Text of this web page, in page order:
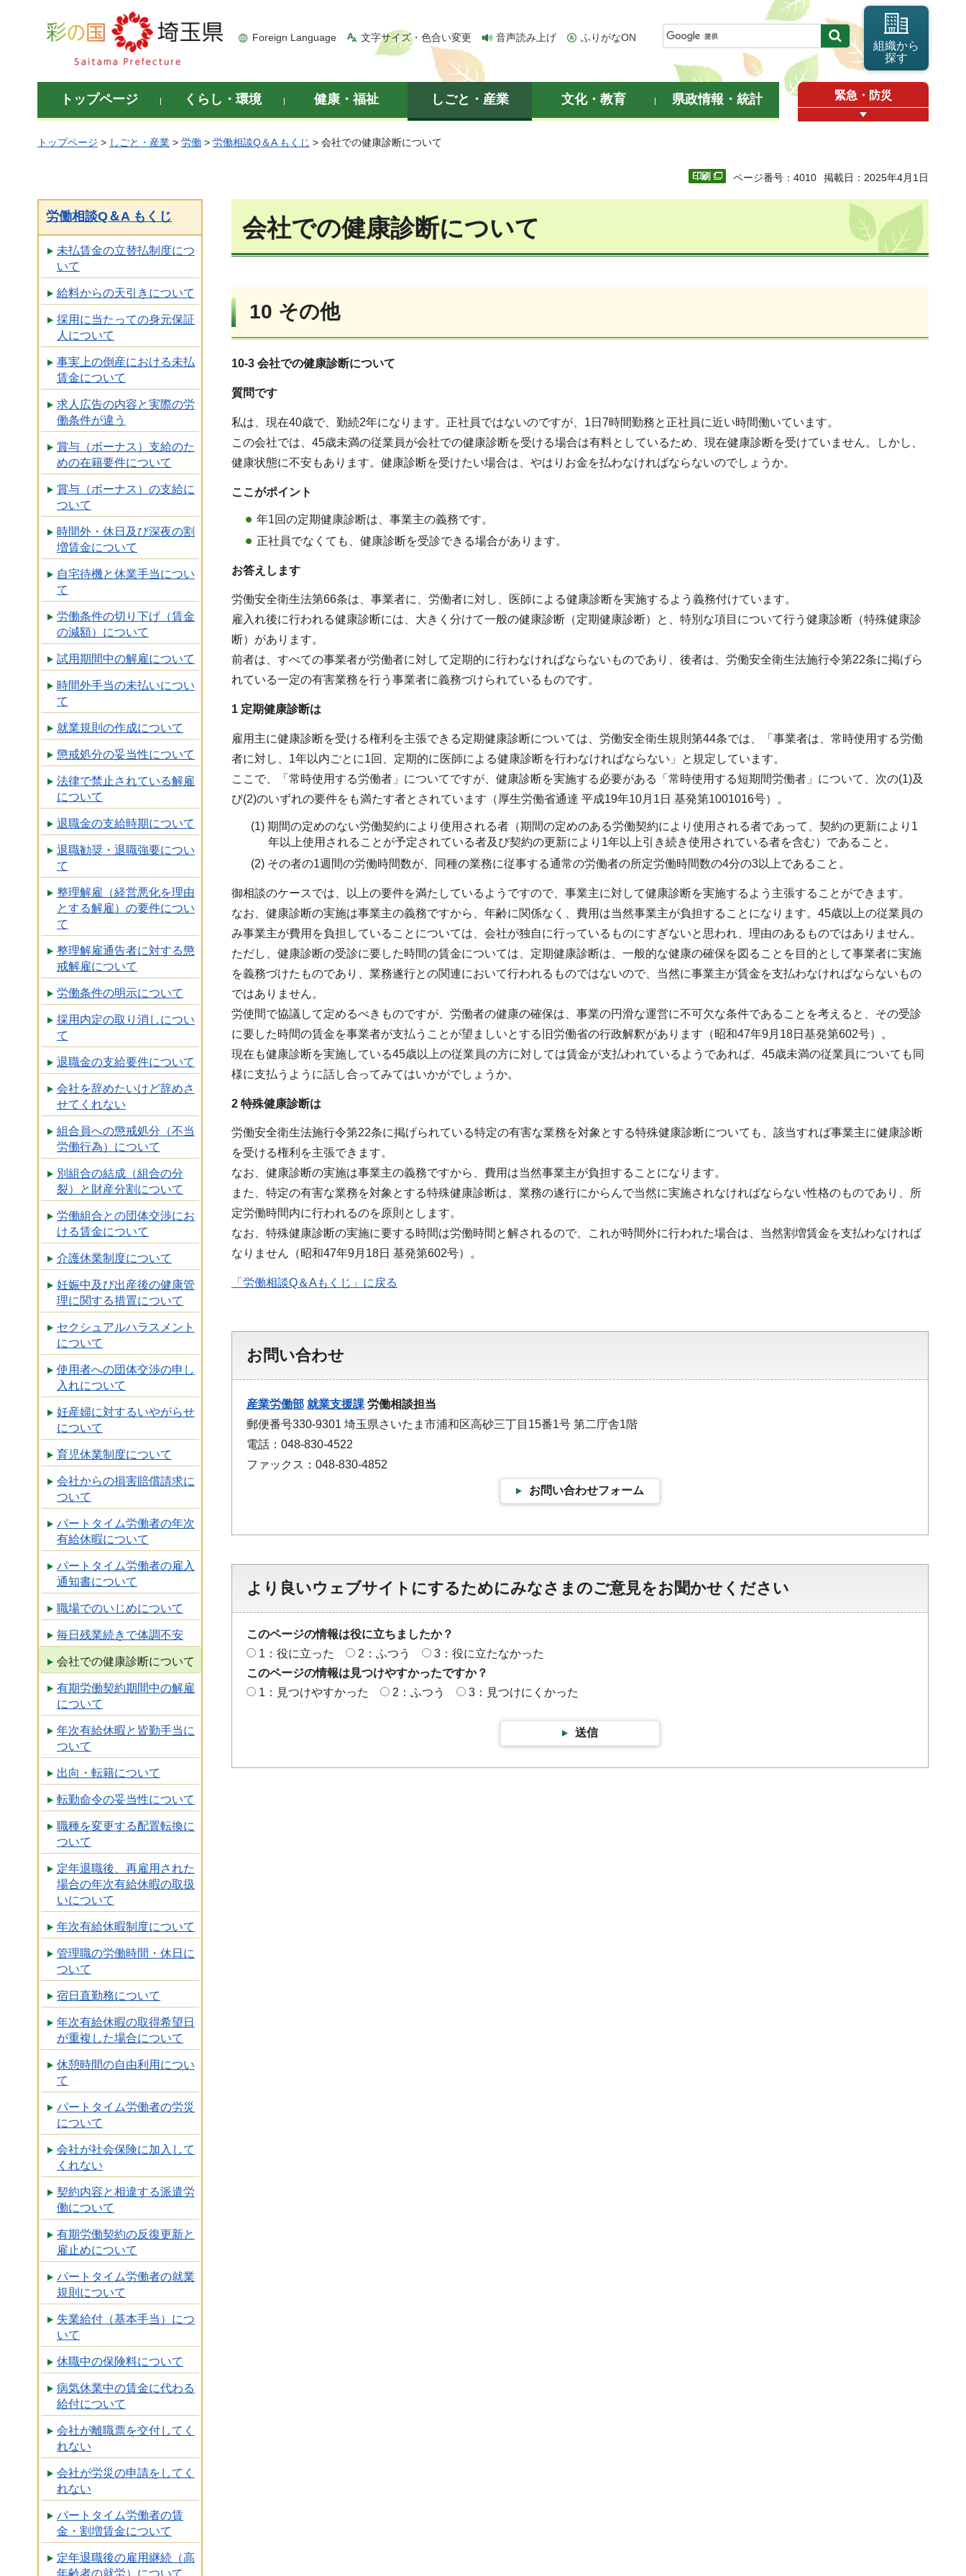
彩の国 埼玉県
Foreign Language 文字サイズ・色合い変更 音声読み上げ ふりがなON
組織から
探す
トップページ くらし・環境 健康・福祉 しごと・産業 文化・教育 県政情報・統計 緊急・防災
トップページ > しごと・産業 > 労働 > 労働相談Q＆A もくじ > 会社での健康診断について
ページ番号：4010 掲載日：2025年4月1日
労働相談Q＆A もくじ
未払賃金の立替払制度につ
いて
給料からの天引きについて
採用に当たっての身元保証
人について
事実上の倒産における未払
賃金について
求人広告の内容と実際の労
働条件が違う
賞与（ボーナス）支給のた
めの在籍要件について
賞与（ボーナス）の支給に
ついて
時間外・休日及び深夜の割
増賃金について
自宅待機と休業手当につい
て
労働条件の切り下げ（賃金
の減額）について
試用期間中の解雇について
時間外手当の未払いについ
て
就業規則の作成について
懲戒処分の妥当性について
法律で禁止されている解雇
について
退職金の支給時期について
退職勧奨・退職強要につい
て
整理解雇（経営悪化を理由
とする解雇）の要件につい
て
整理解雇通告者に対する懲
戒解雇について
労働条件の明示について
採用内定の取り消しについ
て
退職金の支給要件について
会社を辞めたいけど辞めさ
せてくれない
組合員への懲戒処分（不当
労働行為）について
別組合の結成（組合の分
裂）と財産分割について
労働組合との団体交渉にお
ける賃金について
介護休業制度について
妊娠中及び出産後の健康管
理に関する措置について
セクシュアルハラスメント
について
使用者への団体交渉の申し
入れについて
妊産婦に対するいやがらせ
について
育児休業制度について
会社からの損害賠償請求に
ついて
パートタイム労働者の年次
有給休暇について
パートタイム労働者の雇入
通知書について
職場でのいじめについて
毎日残業続きで体調不安
会社での健康診断について
有期労働契約期間中の解雇
について
年次有給休暇と皆勤手当に
ついて
出向・転籍について
転勤命令の妥当性について
職種を変更する配置転換に
ついて
定年退職後、再雇用された
場合の年次有給休暇の取扱
いについて
年次有給休暇制度について
管理職の労働時間・休日に
ついて
宿日直勤務について
年次有給休暇の取得希望日
が重複した場合について
休憩時間の自由利用につい
て
パートタイム労働者の労災
について
会社が社会保険に加入して
くれない
契約内容と相違する派遣労
働について
有期労働契約の反復更新と
雇止めについて
パートタイム労働者の就業
規則について
失業給付（基本手当）につ
いて
休職中の保険料について
病気休業中の賃金に代わる
給付について
会社が離職票を交付してく
れない
会社が労災の申請をしてく
れない
パートタイム労働者の賃
金・割増賃金について
定年退職後の雇用継続（高
年齢者の就労）について
会社での健康診断について
10 その他
10-3 会社での健康診断について
質問です
私は、現在40歳で、勤続2年になります。正社員ではないのですが、1日7時間勤務と正社員に近い時間働いています。
この会社では、45歳未満の従業員が会社での健康診断を受ける場合は有料としているため、現在健康診断を受けていません。しかし、
健康状態に不安もあります。健康診断を受けたい場合は、やはりお金を払わなければならないのでしょうか。
ここがポイント
年1回の定期健康診断は、事業主の義務です。
正社員でなくても、健康診断を受診できる場合があります。
お答えします
労働安全衛生法第66条は、事業者に、労働者に対し、医師による健康診断を実施するよう義務付けています。
雇入れ後に行われる健康診断には、大きく分けて一般の健康診断（定期健康診断）と、特別な項目について行う健康診断（特殊健康診
断）があります。
前者は、すべての事業者が労働者に対して定期的に行わなければならないものであり、後者は、労働安全衛生法施行令第22条に掲げら
れている一定の有害業務を行う事業者に義務づけられているものです。
1 定期健康診断は
雇用主に健康診断を受ける権利を主張できる定期健康診断については、労働安全衛生規則第44条では、「事業者は、常時使用する労働
者に対し、1年以内ごとに1回、定期的に医師による健康診断を行わなければならない」と規定しています。
ここで、「常時使用する労働者」についてですが、健康診断を実施する必要がある「常時使用する短期間労働者」について、次の(1)及
び(2)のいずれの要件をも満たす者とされています（厚生労働省通達 平成19年10月1日 基発第1001016号）。
(1) 期間の定めのない労働契約により使用される者（期間の定めのある労働契約により使用される者であって、契約の更新により1
年以上使用されることが予定されている者及び契約の更新により1年以上引き続き使用されている者を含む）であること。
(2) その者の1週間の労働時間数が、同種の業務に従事する通常の労働者の所定労働時間数の4分の3以上であること。
御相談のケースでは、以上の要件を満たしているようですので、事業主に対して健康診断を実施するよう主張することができます。
なお、健康診断の実施は事業主の義務ですから、年齢に関係なく、費用は当然事業主が負担することになります。45歳以上の従業員の
み事業主が費用を負担していることについては、会社が独自に行っているものにすぎないと思われ、理由のあるものではありません。
ただし、健康診断の受診に要した時間の賃金については、定期健康診断は、一般的な健康の確保を図ることを目的として事業者に実施
を義務づけたものであり、業務遂行との関連において行われるものではないので、当然に事業主が賃金を支払わなければならないもの
ではありません。
労使間で協議して定めるべきものですが、労働者の健康の確保は、事業の円滑な運営に不可欠な条件であることを考えると、その受診
に要した時間の賃金を事業者が支払うことが望ましいとする旧労働省の行政解釈があります（昭和47年9月18日基発第602号）。
現在も健康診断を実施している45歳以上の従業員の方に対しては賃金が支払われているようであれば、45歳未満の従業員についても同
様に支払うように話し合ってみてはいかがでしょうか。
2 特殊健康診断は
労働安全衛生法施行令第22条に掲げられている特定の有害な業務を対象とする特殊健康診断についても、該当すれば事業主に健康診断
を受ける権利を主張できます。
なお、健康診断の実施は事業主の義務ですから、費用は当然事業主が負担することになります。
また、特定の有害な業務を対象とする特殊健康診断は、業務の遂行にからんで当然に実施されなければならない性格のものであり、所
定労働時間内に行われるのを原則とします。
なお、特殊健康診断の実施に要する時間は労働時間と解されるので、これが時間外に行われた場合は、当然割増賃金を支払わなければ
なりません（昭和47年9月18日 基発第602号）。
「労働相談Q＆Aもくじ」に戻る
お問い合わせ
産業労働部 就業支援課 労働相談担当
郵便番号330-9301 埼玉県さいたま市浦和区高砂三丁目15番1号 第二庁舎1階
電話：048-830-4522
ファックス：048-830-4852
お問い合わせフォーム
より良いウェブサイトにするためにみなさまのご意見をお聞かせください
このページの情報は役に立ちましたか？
1：役に立った
2：ふつう
3：役に立たなかった
このページの情報は見つけやすかったですか？
1：見つけやすかった
2：ふつう 3：見つけにくかった
送信